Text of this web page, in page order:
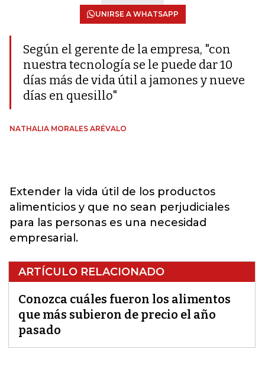
UNIRSE A WHATSAPP
Según el gerente de la empresa, "con
nuestra tecnología se le puede dar 10
días más de vida útil a jamones y nueve
días en quesillo"
NATHALIA MORALES ARÉVALO
Extender la vida útil de los productos
alimenticios y que no sean perjudiciales
para las personas es una necesidad
empresarial.
ARTÍCULO RELACIONADO
Conozca cuáles fueron los alimentos
que más subieron de precio el año
pasado